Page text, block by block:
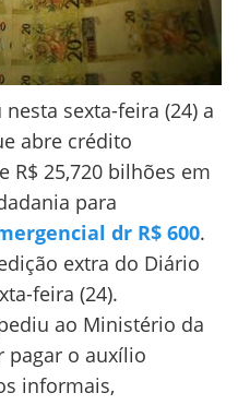
sexta-feira (24) a
abre crédito
R$ 25,720 bilhões em
para
dr R$ 600.
extra do Diário
feira (24).
ao Ministério da
pagar o auxílio
informais,